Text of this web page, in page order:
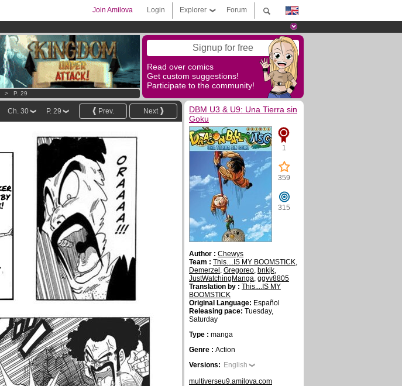
Forum
Explorer
Login
Join Amilova
Signup for free
Read over comics
Get custom suggestions!
Participate to the community!
> P. 29
Next
Prev.
P. 29
Ch. 30
DBM U3 & U9: Una Tierra sin
Goku
1
359
315
Author : Chewys
Team : This....IS MY BOOMSTICK,
Demerzel , Gregoreo, bnkjk,
JustWatchingManga, ggvv8805
Translation by : This....IS MY
BOOMSTICK
Original Language: Español
Releasing pace: Tuesday,
Saturday
Type : manga
Genre : Action
Versions: English
multiverseu9.amilova.com